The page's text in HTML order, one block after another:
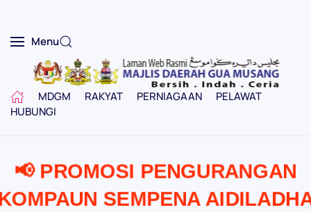
Menu
MDGM RAKYAT PERNIAGAAN
PELAWAT
HUBUNGI
📢 PROMOSI PENGURANGAN
SEMPENA